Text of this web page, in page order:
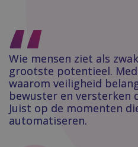
Wie mensen ziet als
grootste potentieel.
waarom veiligheid
bewuster en versterken
Juist op de momenten
automatiseren.